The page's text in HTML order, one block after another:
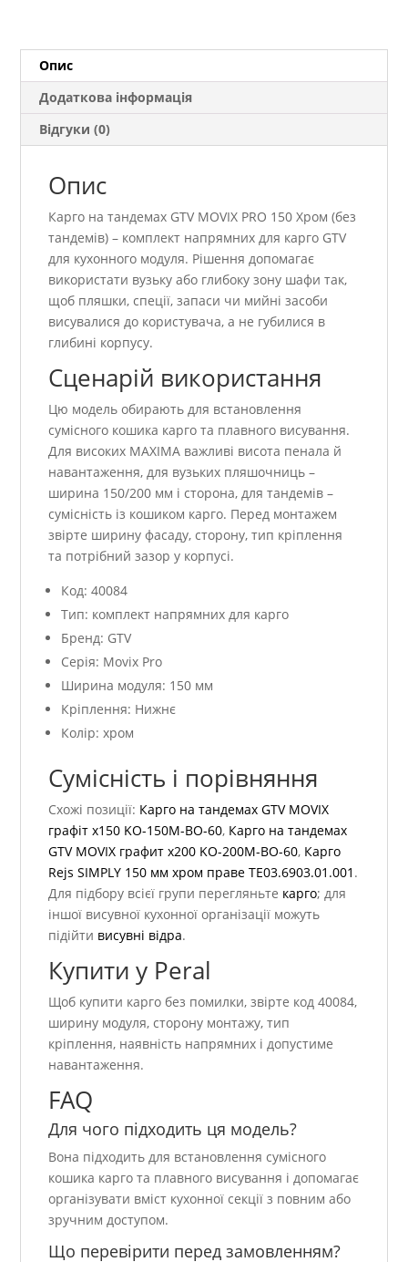
тандемів)
кількість
Опис
Додаткова інформація
Відгуки (0)
Опис
Карго на тандемах GTV MOVIX PRO 150 Хром (без
тандемів) – комплект напрямних для карго GTV
для кухонного модуля. Рішення допомагає
використати вузьку або глибоку зону шафи так,
щоб пляшки, спеції, запаси чи мийні засоби
висувалися до користувача, а не губилися в
глибині корпусу.
Сценарій використання
Цю модель обирають для встановлення
сумісного кошика карго та плавного висування.
Для високих MAXIMA важливі висота пенала й
навантаження, для вузьких пляшочниць –
ширина 150/200 мм і сторона, для тандемів –
сумісність із кошиком карго. Перед монтажем
звірте ширину фасаду, сторону, тип кріплення
та потрібний зазор у корпусі.
Код: 40084
Тип: комплект напрямних для карго
Бренд: GTV
Серія: Movix Pro
Ширина модуля: 150 мм
Кріплення: Нижнє
Колір: хром
Сумісність і порівняння
Схожі позиції: Карго на тандемах GTV MOVIX
графіт х150 KO-150M-BO-60, Карго на тандемах
GTV MOVIX графит х200 KO-200M-BO-60, Карго
Rejs SIMPLY 150 мм хром праве TE03.6903.01.001 .
Для підбору всієї групи перегляньте карго; для
іншої висувної кухонної організації можуть
підійти висувні відра.
Купити у Peral
Щоб купити карго без помилки, звірте код 40084,
ширину модуля, сторону монтажу, тип
кріплення, наявність напрямних і допустиме
навантаження.
FAQ
Для чого підходить ця модель?
Вона підходить для встановлення сумісного
кошика карго та плавного висування і допомагає
організувати вміст кухонної секції з повним або
зручним доступом.
Що перевірити перед замовленням?